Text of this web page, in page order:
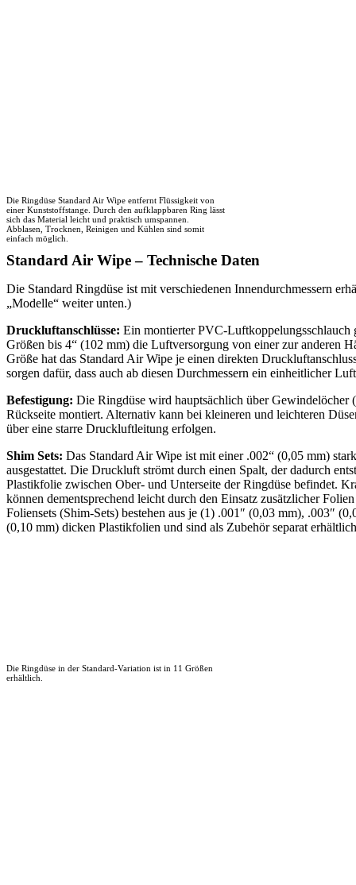
Die Ringdüse Standard Air Wipe entfernt Flüssigkeit von
einer Kunststoffstange. Durch den aufklappbaren Ring lässt
sich das Material leicht und praktisch umspannen.
Abblasen, Trocknen, Reinigen und Kühlen sind somit
einfach möglich.
Standard Air Wipe – Technische Daten
Die Standard Ringdüse ist mit verschiedenen Innendurchmessern
„Modelle“ weiter unten.)
Druckluftanschlüsse: Ein montierter PVC-Luftkoppelungsschlauch
Größen bis 4“ (102 mm) die Luftversorgung von einer zur anderen
Größe hat das Standard Air Wipe je einen direkten
sorgen dafür, dass auch ab diesen Durchmessern ein einheitlicher
Befestigung: Die Ringdüse wird hauptsächlich über Gewindelöcher
Rückseite montiert. Alternativ kann bei kleineren und leichteren
über eine starre Druckluftleitung erfolgen.
Shim Sets: Das Standard Air Wipe ist mit einer .002“ (0,05 mm)
ausgestattet. Die Druckluft strömt durch einen Spalt, der dadurch
Plastikfolie zwischen Ober- und Unterseite der Ringdüse befindet.
können dementsprechend leicht durch den Einsatz zusätzlicher
Foliensets (Shim-Sets) bestehen aus je (1) .001″ (0,03 mm), .003″
(0,10 mm) dicken Plastikfolien und sind als Zubehör separat
Die Ringdüse in der Standard-Variation ist in 11 Größen
erhältlich.